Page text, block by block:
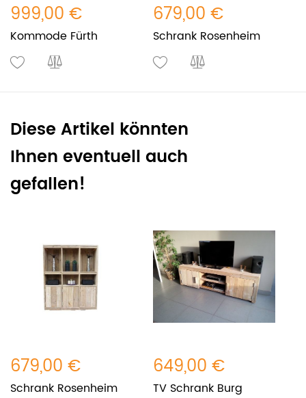
999,00 €
Kommode Fürth
679,00 €
Schrank Rosenheim
Diese Artikel könnten
Ihnen eventuell auch
gefallen!
679,00 €
Schrank Rosenheim
649,00 €
TV Schrank Burg